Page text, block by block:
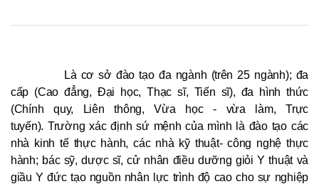
Là cơ sở đào tạo đa ngành (trên 25 ngành); đa
cấp (Cao đẳng, Đại học, Thạc sĩ, Tiến sĩ), đa hình thức
(Chính quy, Liên thông, Vừa học - vừa làm, Trực
tuyến).Trường xác định sứ mệnh của mình là đào tạocác
nhà kinh tế thực hành,các nhà kỹ thuật- công nghệ thực
hành; bác sỹ, dược sĩ, cử nhân điều dưỡng giỏi Y thuật và
giầu Y đức tạo nguồn nhân lực trình độ cao cho sự nghiệp